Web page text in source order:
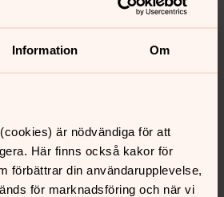
Information Om
är nödvändiga för att
Här finns också kakor för
förbättrar din användarupplevelse,
för marknadsföring och när vi
Öppna bildspel